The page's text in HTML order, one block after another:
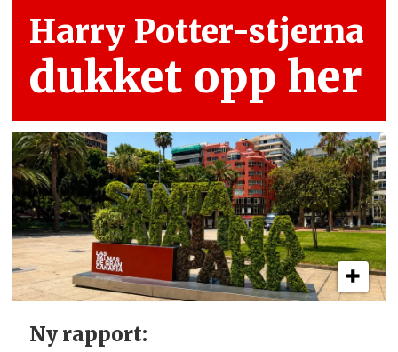
Harry Potter-stjerna
dukket opp her
Ny rapport: